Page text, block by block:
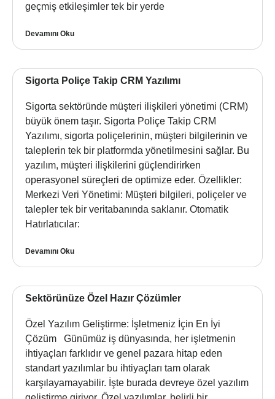
geçmiş etkileşimler tek bir yerde
Devamını Oku
Sigorta Poliçe Takip CRM Yazılımı
Sigorta sektöründe müşteri ilişkileri yönetimi (CRM)
büyük önem taşır. Sigorta Poliçe Takip CRM
Yazılımı, sigorta poliçelerinin, müşteri bilgilerinin ve
taleplerin tek bir platformda yönetilmesini sağlar. Bu
yazılım, müşteri ilişkilerini güçlendirirken
operasyonel süreçleri de optimize eder. Özellikler:
Merkezi Veri Yönetimi: Müşteri bilgileri, poliçeler ve
talepler tek bir veritabanında saklanır. Otomatik
Hatırlatıcılar:
Devamını Oku
Sektörünüze Özel Hazır Çözümler
Özel Yazılım Geliştirme: İşletmeniz İçin En İyi
Çözüm Günümüz iş dünyasında, her işletmenin
ihtiyaçları farklıdır ve genel pazara hitap eden
standart yazılımlar bu ihtiyaçları tam olarak
karşılayamayabilir. İşte burada devreye özel yazılım